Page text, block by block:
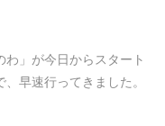
」が今日からスタート
早速行ってきました。